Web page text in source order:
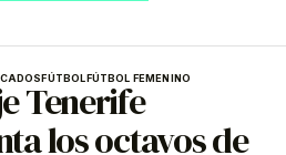
FÚTBOLFÚTBOL FEMENINO
Tenerife
los octavos de